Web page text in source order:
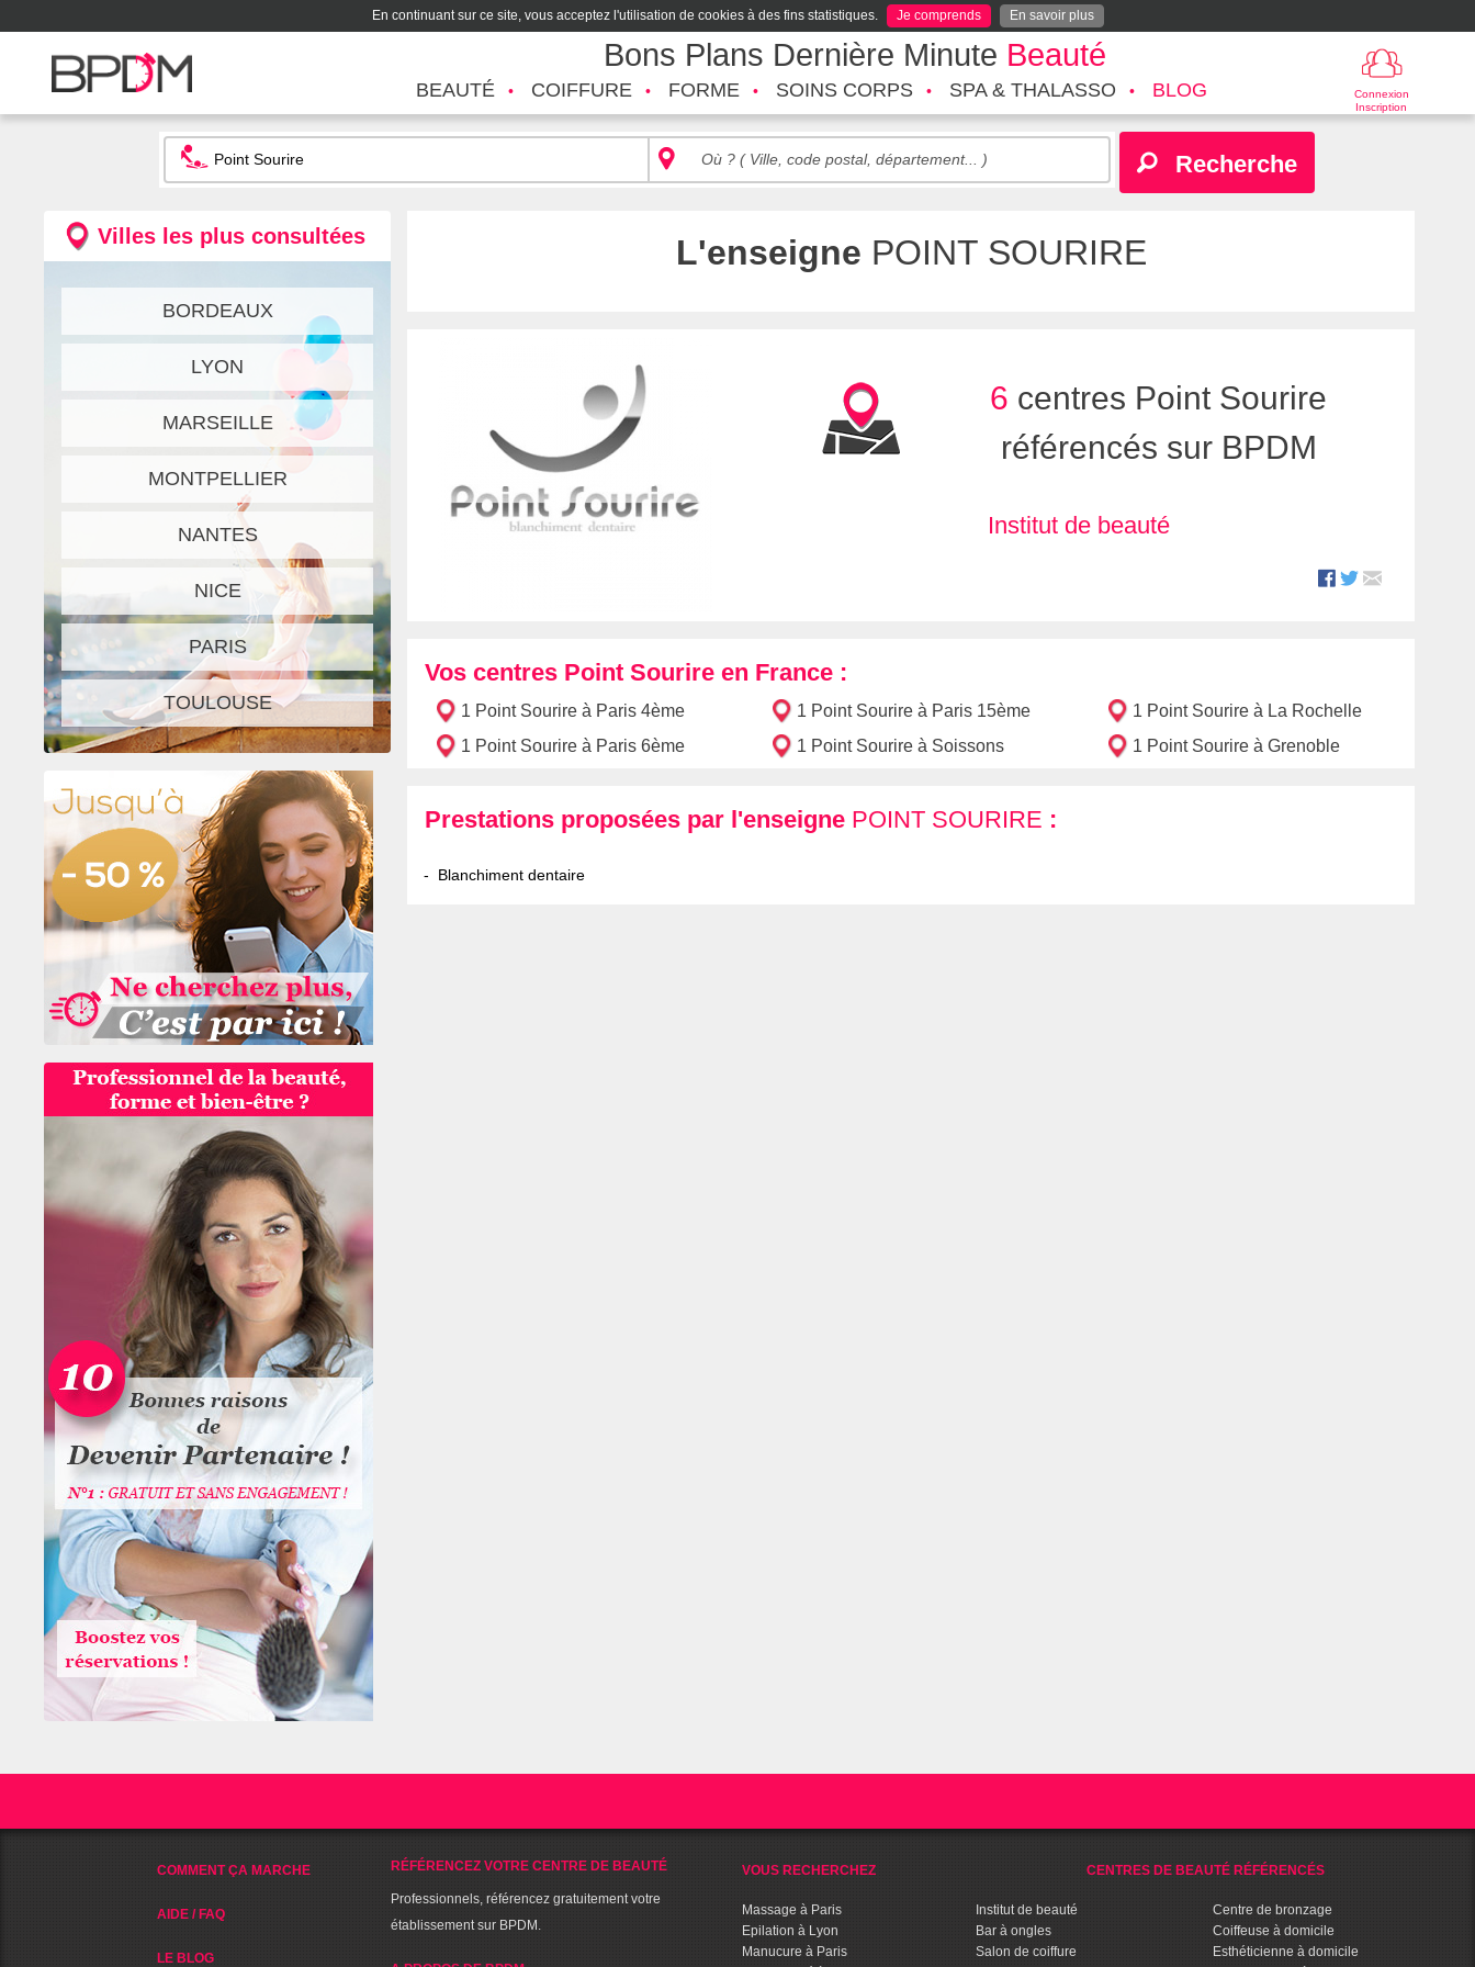
En continuant sur ce site, vous acceptez l'utilisation de cookies à des fins statistiques. Je comprends En savoir plus
Bons Plans Dernière Minute Beauté
Connexion
Inscription
BEAUTÉ COIFFURE FORME SOINS CORPS SPA & THALASSO BLOG
Recherche
Villes les plus consultées
BORDEAUX
LYON
MARSEILLE
MONTPELLIER
NANTES
NICE
PARIS
TOULOUSE
L'enseigne POINT SOURIRE
6 centres Point Sourire
référencés sur BPDM
Institut de beauté
Vos centres Point Sourire en France :
1 Point Sourire à Paris 4ème 1 Point Sourire à Paris 15ème
1 Point Sourire à La Rochelle
1 Point Sourire à Paris 6ème
1 Point Sourire à Soissons 1 Point Sourire à Grenoble
Prestations proposées par l'enseigne POINT SOURIRE :
Blanchiment dentaire
COMMENT ÇA MARCHE
AIDE / FAQ
LE BLOG
RÉFÉRENCEZ VOTRE CENTRE DE BEAUTÉ
Professionnels, référencez gratuitement votre
établissement sur BPDM.
VOUS RECHERCHEZ
Massage à Paris
Epilation à Lyon
Manucure à Paris
CENTRES DE BEAUTÉ RÉFÉRENCÉS
Institut de beauté
Bar à ongles
Salon de coiffure
Centre de bronzage
Coiffeuse à domicile
Esthéticienne à domicile